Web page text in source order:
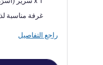
غرفة مناسبة
راجع التفاصيل